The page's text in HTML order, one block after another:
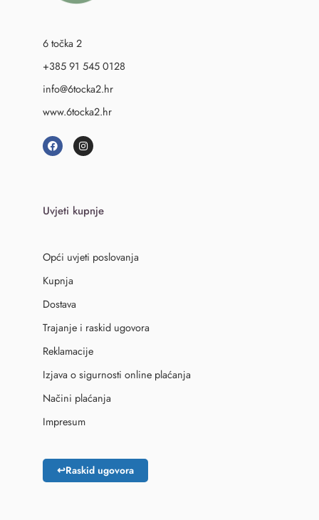
6 točka 2
+385 91 545 0128
info@6tocka2.hr
www.6tocka2.hr
Uvjeti kupnje
Opći uvjeti poslovanja
Kupnja
Dostava
Trajanje i raskid ugovora
Reklamacije
Izjava o sigurnosti online plaćanja
Načini plaćanja
Impresum
↩Raskid ugovora